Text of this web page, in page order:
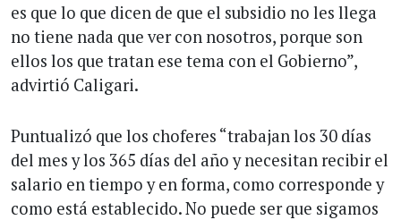
es que lo que dicen de que el subsidio no les llega
no tiene nada que ver con nosotros, porque son
ellos los que tratan ese tema con el Gobierno”,
advirtió Caligari.
Puntualizó que los choferes “trabajan los 30 días
del mes y los 365 días del año y necesitan recibir el
salario en tiempo y en forma, como corresponde y
como está establecido. No puede ser que sigamos